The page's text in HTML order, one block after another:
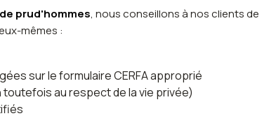
prud'hommes, nous conseillons à nos clients de
mêmes :
sur le formulaire CERFA approprié
au respect de la vie privée)